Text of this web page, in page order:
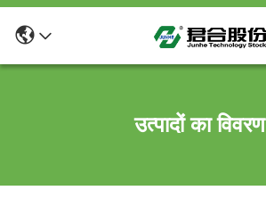
उत्पादों का विवरण